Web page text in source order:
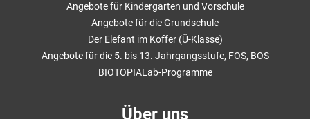
Angebote für Kindergarten und Vorschule
Angebote für die Grundschule
Der Elefant im Koffer (Ü-Klasse)
Angebote für die 5. bis 13. Jahrgangsstufe, FOS, BOS
BIOTOPIALab-Programme
Über uns